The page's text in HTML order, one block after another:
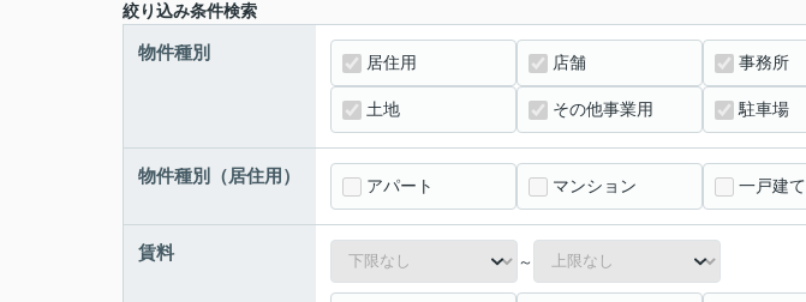
絞り込み条件検索
物件種別 居住用 店舗 事務所
土地 その他事業用 駐車場
物件種別（居住用） アパート マンション 一戸建て
賃料 ～